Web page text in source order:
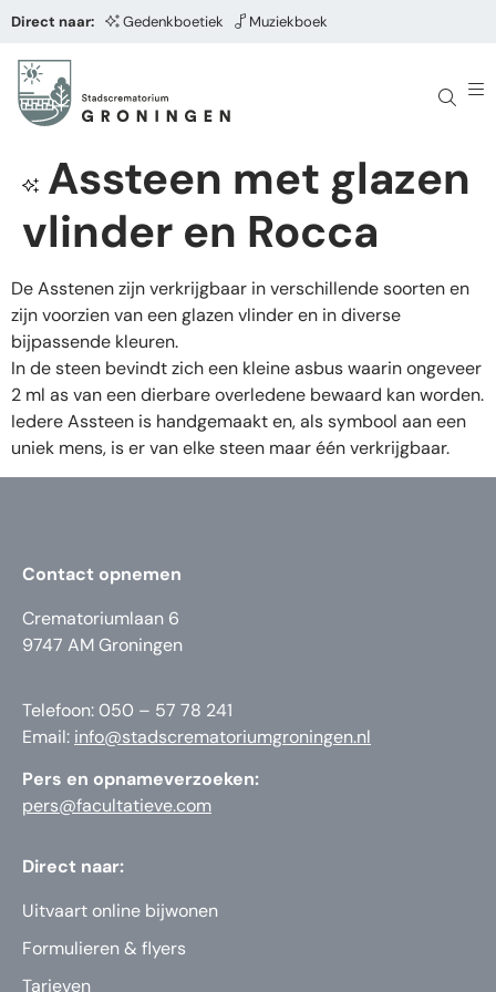
Direct naar: Gedenkboetiek Muziekboek
Assteen met glazen
vlinder en Rocca
De Asstenen zijn verkrijgbaar in verschillende soorten en
zijn voorzien van een glazen vlinder en in diverse
bijpassende kleuren.
In de steen bevindt zich een kleine asbus waarin ongeveer
2 ml as van een dierbare overledene bewaard kan worden.
Iedere Assteen is handgemaakt en, als symbool aan een
uniek mens, is er van elke steen maar één verkrijgbaar.
Contact opnemen
Crematoriumlaan 6
9747 AM Groningen
Telefoon: 050 – 57 78 241
Email: info@stadscrematoriumgroningen.nl
Pers en opnameverzoeken:
pers@facultatieve.com
Direct naar:
Uitvaart online bijwonen
Formulieren & flyers
Tarieven